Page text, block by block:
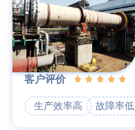
客户评价
生产效率高 故障率低